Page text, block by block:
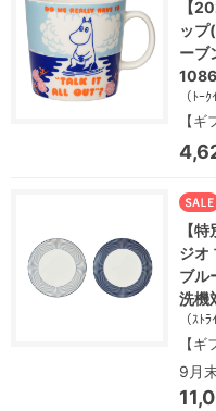
【
ップ
ーブ
（ﾄｰ
【ギ
【
ジオ
ブル
洗機
（ｽﾄ
【ギ
9月